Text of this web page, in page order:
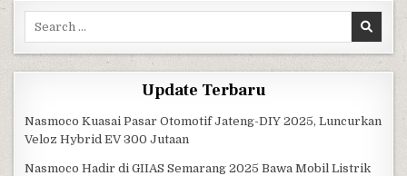
Update Terbaru
Nasmoco Kuasai Pasar Otomotif Jateng-DIY 2025, Luncurkan
Veloz Hybrid EV 300 Jutaan
Nasmoco Hadir di GIIAS Semarang 2025 Bawa Mobil Listrik